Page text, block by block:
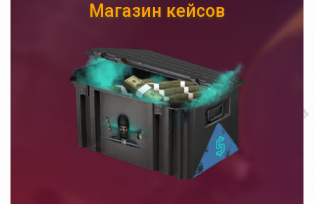
Магазин кейсов